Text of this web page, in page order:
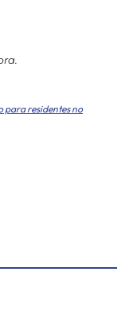
residentes no